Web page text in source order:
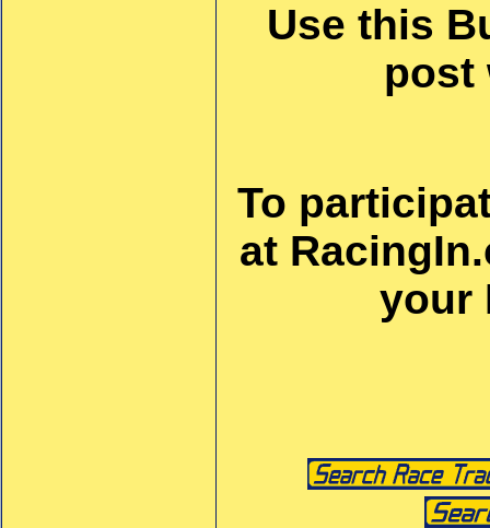
Use this
To
at
your